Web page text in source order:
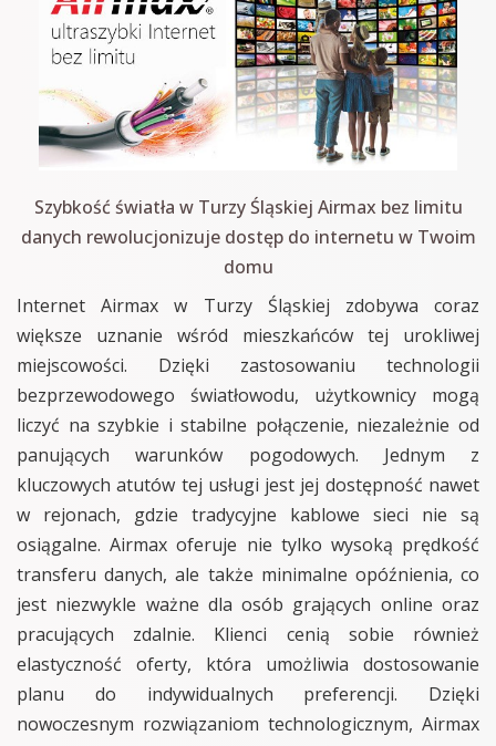
Szybkość światła w Turzy Śląskiej Airmax bez limitu
danych rewolucjonizuje dostęp do internetu w Twoim
domu
Internet Airmax w Turzy Śląskiej zdobywa coraz
większe uznanie wśród mieszkańców tej urokliwej
miejscowości. Dzięki zastosowaniu technologii
bezprzewodowego światłowodu, użytkownicy mogą
liczyć na szybkie i stabilne połączenie, niezależnie od
panujących warunków pogodowych. Jednym z
kluczowych atutów tej usługi jest jej dostępność nawet
w rejonach, gdzie tradycyjne kablowe sieci nie są
osiągalne. Airmax oferuje nie tylko wysoką prędkość
transferu danych, ale także minimalne opóźnienia, co
jest niezwykle ważne dla osób grających online oraz
pracujących zdalnie. Klienci cenią sobie również
elastyczność oferty, która umożliwia dostosowanie
planu do indywidualnych preferencji. Dzięki
nowoczesnym rozwiązaniom technologicznym, Airmax